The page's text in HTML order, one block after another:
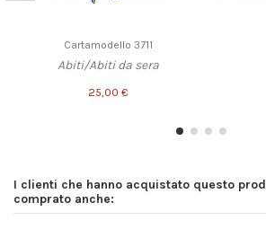
Cartamodello 3711
Abiti/Abiti da sera
25,00 €
I clienti che hanno acquistato questo
comprato anche: